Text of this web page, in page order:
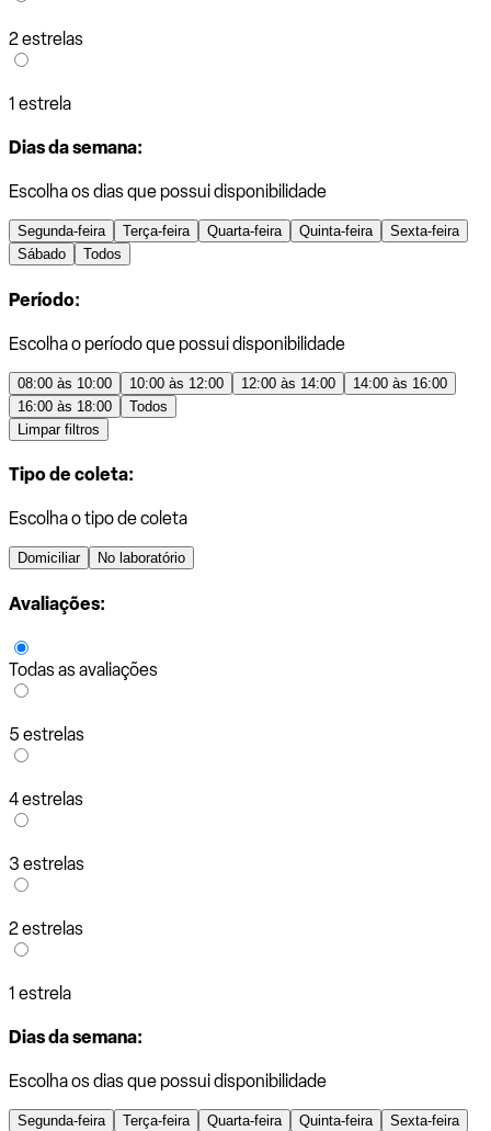
2 estrelas
1 estrela
Dias da semana:
Escolha os dias que possui disponibilidade
Segunda-feira Terça-feira Quarta-feira Quinta-feira
Sexta-feira
Sábado
Todos
Período:
Escolha o período que possui disponibilidade
08:00 às 10:00 10:00 às 12:00 12:00 às 14:00
14:00 às 16:00
16:00 às 18:00
Todos
Limpar filtros
Tipo de coleta:
Escolha o tipo de coleta
Domiciliar No laboratório
Avaliações:
Todas as avaliações
5 estrelas
4 estrelas
3 estrelas
2 estrelas
1 estrela
Dias da semana:
Escolha os dias que possui disponibilidade
Segunda-feira Terça-feira Quarta-feira Quinta-feira
Sexta-feira